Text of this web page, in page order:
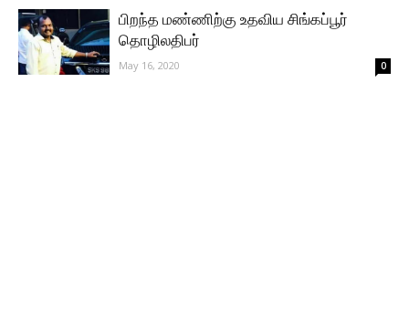
பிறந்த மண்ணிற்கு உதவிய சிங்கப்பூர்
தொழிலதிபர்
May 16, 2020 0